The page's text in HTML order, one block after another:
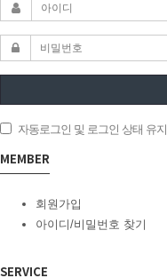
자동로그인 및 로그인 상태 유지
MEMBER
회원가입
아이디/비밀번호 찾기
SERVICE